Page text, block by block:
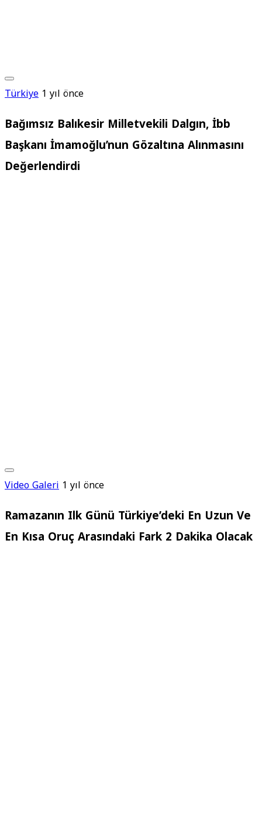
Türkiye 1 yıl önce
Bağımsız Balıkesir Milletvekili Dalgın, İbb
Başkanı İmamoğlu’nun Gözaltına Alınmasını
Değerlendirdi
Video Galeri 1 yıl önce
Ramazanın Ilk Günü Türkiye’deki En Uzun Ve
En Kısa Oruç Arasındaki Fark 2 Dakika Olacak